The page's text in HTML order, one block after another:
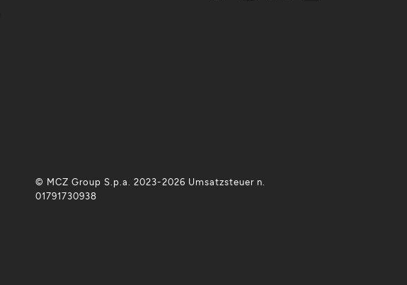
© MCZ Group S.p.a. 2023-2026 Umsatzsteuer n.
01791730938